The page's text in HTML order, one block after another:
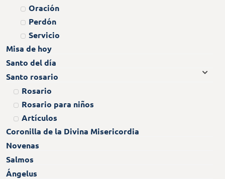
Oración
Perdón
Servicio
Misa de hoy
Santo del día
Santo rosario
Rosario
Rosario para niños
Artículos
Coronilla de la Divina Misericordia
Novenas
Salmos
Ángelus